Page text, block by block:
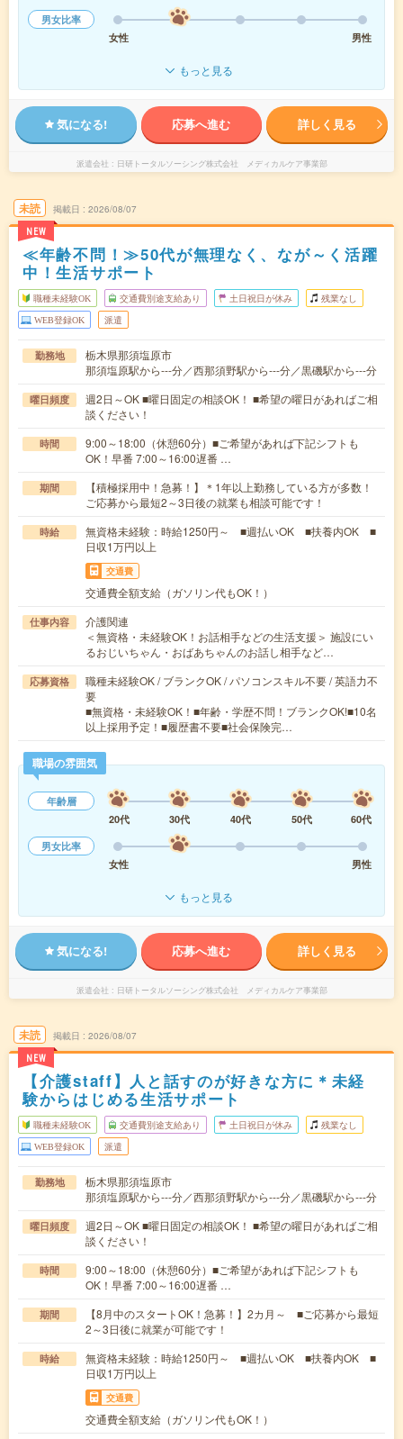
男女比率
女性
男性
もっと見る
気になる! 応募へ進む 詳しく見る
派遣会社 日研トータルソーシング株式会社 メディカルケア事業部
未読
NEW
掲載日 2026/08/07
≪年齢不問！≫50代が無理なく、なが～く活躍
中！生活サポート
職種未経験OK 交通費別途支給あり 土日祝日が休み 残業なし
WEB登録OK 派遣
勤務地
栃木県那須塩原市
那須塩原駅から---分／西那須野駅から---分／黒磯駅から---分
曜日頻度
週2日～OK ■曜日固定の相談OK！ ■希望の曜日があればご相
談ください！
時間
9:00～18:00（休憩60分）■ご希望があれば下記シフトも
OK！早番 7:00～16:00遅番 …
期間
【積極採用中！急募！】＊1年以上勤務している方が多数！
ご応募から最短2～3日後の就業も相談可能です！
時給
無資格未経験：時給1250円～ ■週払いOK ■扶養内OK ■
日収1万円以上
交通費
交通費全額支給（ガソリン代もOK！）
仕事内容
介護関連
＜無資格・未経験OK！お話相手などの生活支援＞ 施設にい
るおじいちゃん・おばあちゃんのお話し相手など…
応募資格
職種未経験OK / ブランクOK / パソコンスキル不要 / 英語力不
要
■無資格・未経験OK！■年齢・学歴不問！ブランクOK!■10名
以上採用予定！■履歴書不要■社会保険完…
職場の雰囲気
年齢層
20代
30代 40代 50代
60代
男女比率
女性
男性
もっと見る
気になる! 応募へ進む 詳しく見る
派遣会社 日研トータルソーシング株式会社 メディカルケア事業部
未読
NEW
掲載日 2026/08/07
【介護staff】人と話すのが好きな方に＊未経
験からはじめる生活サポート
職種未経験OK 交通費別途支給あり 土日祝日が休み 残業なし
WEB登録OK 派遣
勤務地
栃木県那須塩原市
那須塩原駅から---分／西那須野駅から---分／黒磯駅から---分
曜日頻度
週2日～OK ■曜日固定の相談OK！ ■希望の曜日があればご相
談ください！
時間
9:00～18:00（休憩60分）■ご希望があれば下記シフトも
OK！早番 7:00～16:00遅番 …
期間
【8月中のスタートOK！急募！】2カ月～ ■ご応募から最短
2～3日後に就業が可能です！
時給
無資格未経験：時給1250円～ ■週払いOK ■扶養内OK ■
日収1万円以上
交通費
交通費全額支給（ガソリン代もOK！）